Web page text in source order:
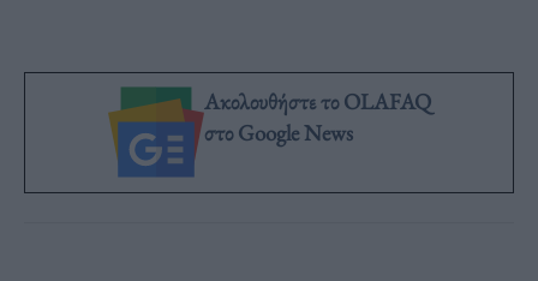
Ακολουθήστε το OLAFAQ
στο Google News